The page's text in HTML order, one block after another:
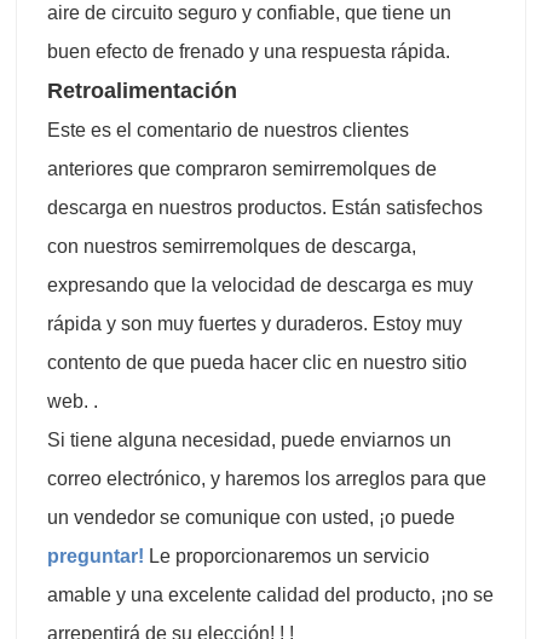
aire de circuito seguro y confiable, que tiene un
buen efecto de frenado y una respuesta rápida.
Retroalimentación
Este es el comentario de nuestros clientes
anteriores que compraron semirremolques de
descarga en nuestros productos. Están satisfechos
con nuestros semirremolques de descarga,
expresando que la velocidad de descarga es muy
rápida y son muy fuertes y duraderos. Estoy muy
contento de que pueda hacer clic en nuestro sitio
web. .
Si tiene alguna necesidad, puede enviarnos un
correo electrónico, y haremos los arreglos para que
un vendedor se comunique con usted, ¡o puede
preguntar! Le proporcionaremos un servicio
amable y una excelente calidad del producto, ¡no se
arrepentirá de su elección! ! !